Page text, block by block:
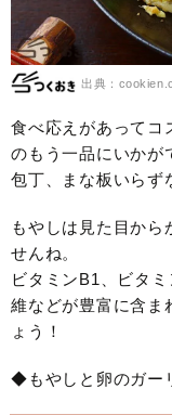
出典：
食べ応えがあってコ
のもう一品にいかが
包丁、まな板いらず
もやしは見た目から
せんね。
ビタミンB1、ビタ
維などが豊富に含ま
ょう！
◆もやしと卵のガー